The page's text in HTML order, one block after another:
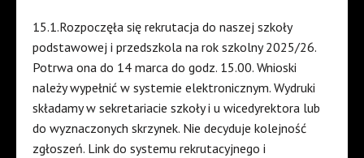
15.1.Rozpoczęła się rekrutacja do naszej szkoły
podstawowej i przedszkola na rok szkolny 2025/26.
Potrwa ona do 14 marca do godz. 15.00. Wnioski
należy wypełnić w systemie elektronicznym. Wydruki
składamy w sekretariacie szkoły i u wicedyrektora lub
do wyznaczonych skrzynek. Nie decyduje kolejność
zgłoszeń. Link do systemu rekrutacyjnego i